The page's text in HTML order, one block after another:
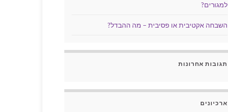
למגורים?
השבחה אקטיבית או פסיבית – מה ההבדל?
תגובות אחרונות
ארכיונים